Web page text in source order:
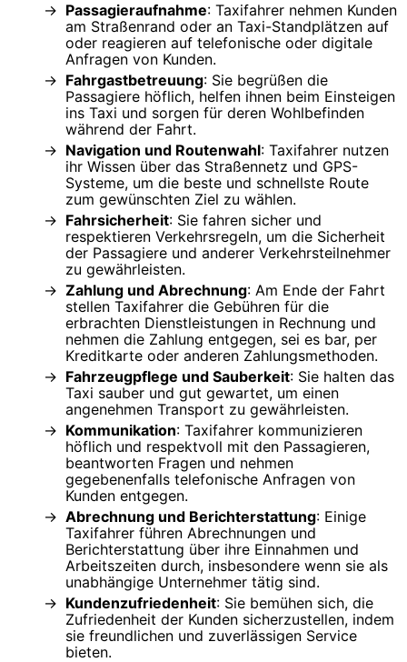
Passagieraufnahme: Taxifahrer nehmen Kunden
am Straßenrand oder an Taxi-Standplätzen auf
oder reagieren auf telefonische oder digitale
Anfragen von Kunden.
Fahrgastbetreuung: Sie begrüßen die
Passagiere höflich, helfen ihnen beim Einsteigen
ins Taxi und sorgen für deren Wohlbefinden
während der Fahrt.
Navigation und Routenwahl: Taxifahrer nutzen
ihr Wissen über das Straßennetz und GPS-
Systeme, um die beste und schnellste Route
zum gewünschten Ziel zu wählen.
Fahrsicherheit: Sie fahren sicher und
respektieren Verkehrsregeln, um die Sicherheit
der Passagiere und anderer Verkehrsteilnehmer
zu gewährleisten.
Zahlung und Abrechnung: Am Ende der Fahrt
stellen Taxifahrer die Gebühren für die
erbrachten Dienstleistungen in Rechnung und
nehmen die Zahlung entgegen, sei es bar, per
Kreditkarte oder anderen Zahlungsmethoden.
Fahrzeugpflege und Sauberkeit: Sie halten das
Taxi sauber und gut gewartet, um einen
angenehmen Transport zu gewährleisten.
Kommunikation: Taxifahrer kommunizieren
höflich und respektvoll mit den Passagieren,
beantworten Fragen und nehmen
gegebenenfalls telefonische Anfragen von
Kunden entgegen.
Abrechnung und Berichterstattung: Einige
Taxifahrer führen Abrechnungen und
Berichterstattung über ihre Einnahmen und
Arbeitszeiten durch, insbesondere wenn sie als
unabhängige Unternehmer tätig sind.
Kundenzufriedenheit: Sie bemühen sich, die
Zufriedenheit der Kunden sicherzustellen, indem
sie freundlichen und zuverlässigen Service
bieten.